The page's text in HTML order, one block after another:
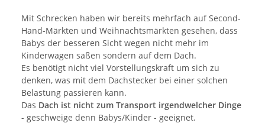
Mit Schrecken haben wir bereits mehrfach auf Second-
Hand-Märkten und Weihnachtsmärkten gesehen, dass
Babys der besseren Sicht wegen nicht mehr im
Kinderwagen saßen sondern auf dem Dach.
Es benötigt nicht viel Vorstellungskraft um sich zu
denken, was mit dem Dachstecker bei einer solchen
Belastung passieren kann.
Das Dach ist nicht zum Transport irgendwelcher Dinge
- geschweige denn Babys/Kinder - geeignet.